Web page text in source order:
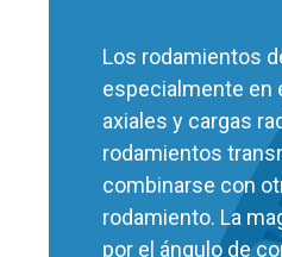
Los rodamientos
especialmente en
axiales y cargas
rodamientos
combinarse con
rodamiento. La
por el ángulo de